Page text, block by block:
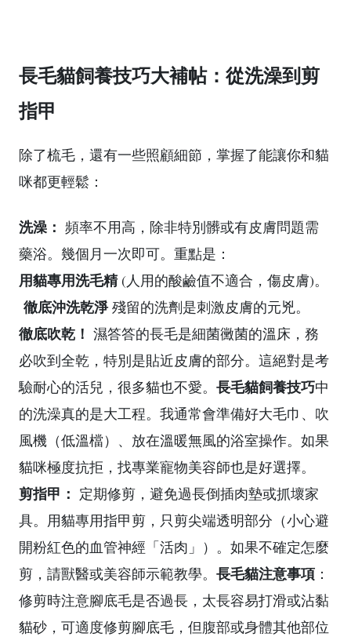
長毛貓飼養技巧大補帖：從洗澡到剪
指甲
除了梳毛，還有一些照顧細節，掌握了能讓你和貓
咪都更輕鬆：
洗澡： 頻率不用高，除非特別髒或有皮膚問題需
藥浴。幾個月一次即可。重點是：
用貓專用洗毛精(人用的酸鹼值不適合，傷皮膚)。
徹底沖洗乾淨殘留的洗劑是刺激皮膚的元兇。
徹底吹乾！ 濕答答的長毛是細菌黴菌的溫床，務
必吹到全乾，特別是貼近皮膚的部分。這絕對是考
驗耐心的活兒，很多貓也不愛。 長毛貓飼養技巧中
的洗澡真的是大工程。我通常會準備好大毛巾、吹
風機（低溫檔）、放在溫暖無風的浴室操作。如果
貓咪極度抗拒，找專業寵物美容師也是好選擇。
剪指甲： 定期修剪，避免過長倒插肉墊或抓壞家
具。用貓專用指甲剪，只剪尖端透明部分（小心避
開粉紅色的血管神經「活肉」）。如果不確定怎麼
剪，請獸醫或美容師示範教學。 長毛貓注意事項 ：
修剪時注意腳底毛是否過長，太長容易打滑或沾黏
貓砂，可適度修剪腳底毛，但腹部或身體其他部位